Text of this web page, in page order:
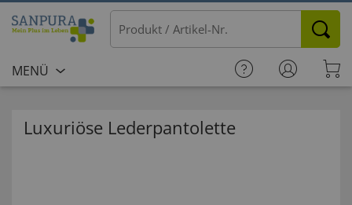
MENÜ
Luxuriöse Lederpantolette